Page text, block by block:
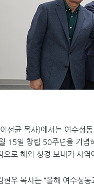
선균 목사)에서는 여수성동
15일 창립 50주년을 기념
로 해외 성경 보내기 사역
현우 목사는 “올해 여수성동